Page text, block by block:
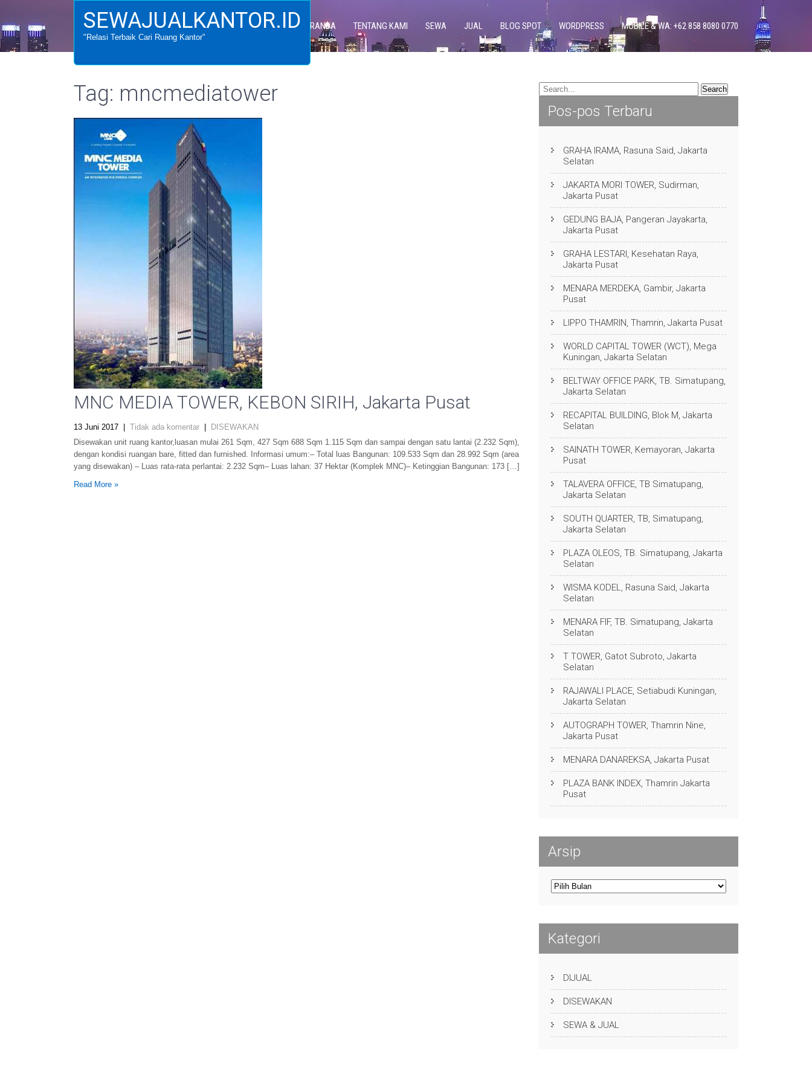
SEWAJUALKANTOR.ID
"Relasi Terbaik Cari Ruang Kantor"
BERANDA TENTANG KAMI SEWA JUAL BLOG SPOT WORDPRESS MOBILE & WA: +62 858 8080 0770
Tag: mncmediatower
MNC MEDIA TOWER, KEBON SIRIH, Jakarta Pusat
13 Juni 2017 Tidak ada komentar
DISEWAKAN
Disewakan unit ruang kantor,luasan mulai 261 Sqm, 427 Sqm 688 Sqm 1.115 Sqm dan sampai dengan satu lantai (2.232 Sqm),
dengan kondisi ruangan bare, fitted dan furnished. Informasi umum:– Total luas Bangunan: 109.533 Sqm dan 28.992 Sqm (area
yang disewakan) – Luas rata-rata perlantai: 2.232 Sqm– Luas lahan: 37 Hektar (Komplek MNC)– Ketinggian Bangunan: 173 […]
Read More »
Pos-pos Terbaru
GRAHA IRAMA, Rasuna Said, Jakarta
Selatan
JAKARTA MORI TOWER, Sudirman,
Jakarta Pusat
GEDUNG BAJA, Pangeran Jayakarta,
Jakarta Pusat
GRAHA LESTARI, Kesehatan Raya,
Jakarta Pusat
MENARA MERDEKA, Gambir, Jakarta
Pusat
LIPPO THAMRIN, Thamrin, Jakarta Pusat
WORLD CAPITAL TOWER (WCT), Mega
Kuningan, Jakarta Selatan
BELTWAY OFFICE PARK, TB. Simatupang,
Jakarta Selatan
RECAPITAL BUILDING, Blok M, Jakarta
Selatan
SAINATH TOWER, Kemayoran, Jakarta
Pusat
TALAVERA OFFICE, TB Simatupang,
Jakarta Selatan
SOUTH QUARTER, TB, Simatupang,
Jakarta Selatan
PLAZA OLEOS, TB. Simatupang, Jakarta
Selatan
WISMA KODEL, Rasuna Said, Jakarta
Selatan
MENARA FIF, TB. Simatupang, Jakarta
Selatan
T TOWER, Gatot Subroto, Jakarta
Selatan
RAJAWALI PLACE, Setiabudi Kuningan,
Jakarta Selatan
AUTOGRAPH TOWER, Thamrin Nine,
Jakarta Pusat
MENARA DANAREKSA, Jakarta Pusat
PLAZA BANK INDEX, Thamrin Jakarta
Pusat
Arsip
Arsip
Kategori
DIJUAL
DISEWAKAN
SEWA & JUAL